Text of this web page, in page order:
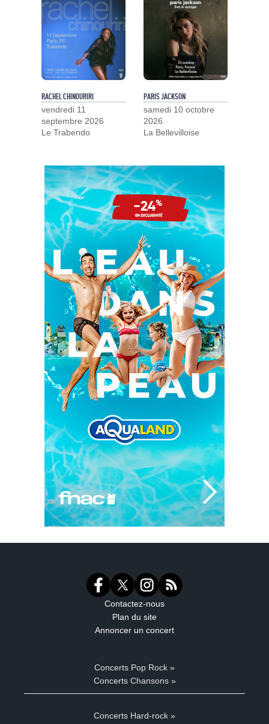
RACHEL CHINOURIRI
vendredi 11
septembre 2026
Le Trabendo
PARIS JACKSON
samedi 10 octobre
2026
La Bellevilloise
Contactez-nous
Plan du site
Annoncer un concert
Concerts Pop Rock »
Concerts Chansons »
Concerts Hard-rock »